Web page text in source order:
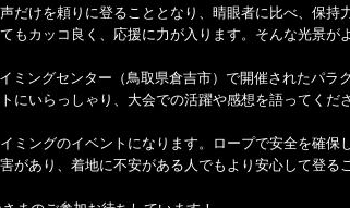
だけを頼りに登ることとなり、晴眼者に比べ、保持
もカッコ良く、応援に力が入ります。そんな光景が
ミングセンター（鳥取県倉吉市）で開催されたパラ
にいらっしゃり、大会での活躍や感想を語ってくだ
ミングのイベントになります。ロープで安全を確保
があり、着地に不安がある人でもより安心して登る